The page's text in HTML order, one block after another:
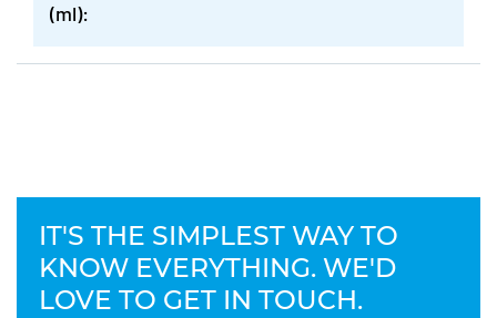
(ml):
IT'S THE SIMPLEST WAY TO
KNOW EVERYTHING. WE'D
LOVE TO GET IN TOUCH.